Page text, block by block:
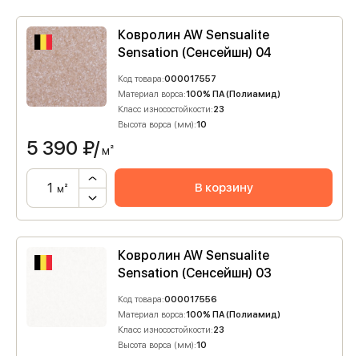
Ковролин AW Sensualite
Sensation (Сенсейшн) 04
Код товара:000017557
Материал ворса:100% ПА (Полиамид)
Класс износостойкости:23
Высота ворса (мм):10
5 390 ₽/м²
м² В корзину
Ковролин AW Sensualite
Sensation (Сенсейшн) 03
Код товара:000017556
Материал ворса:100% ПА (Полиамид)
Класс износостойкости:23
Высота ворса (мм):10